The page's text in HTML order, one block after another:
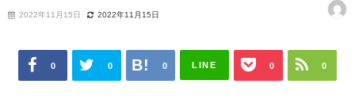
2022年11月15日 2022年11月15日
0 0 0 LINE 0 0